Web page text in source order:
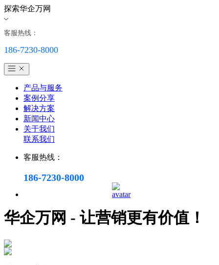
探索华企万网
客服热线：
186-7230-8000
产品与服务
案例分享
解决方案
新闻中心
关于我们
联系我们
客服热线：
186-7230-8000
华企万网 - 让营销更有价值！